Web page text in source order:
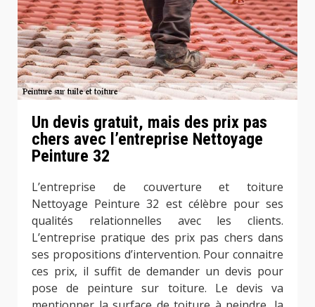
Un devis gratuit, mais des prix pas
chers avec l’entreprise Nettoyage
Peinture 32
L’entreprise de couverture et toiture
Nettoyage Peinture 32 est célèbre pour ses
qualités relationnelles avec les clients.
L’entreprise pratique des prix pas chers dans
ses propositions d’intervention. Pour connaitre
ces prix, il suffit de demander un devis pour
pose de peinture sur toiture. Le devis va